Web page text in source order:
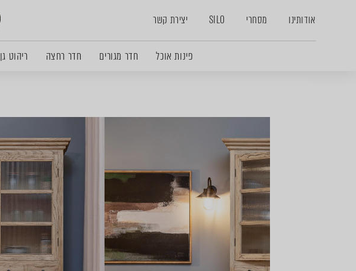
אודותינו מסחרי SILO יצירת קשר
פינות אוכל חדר מגורים חדר רחצה ריהוט גן